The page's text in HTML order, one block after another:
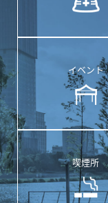
イベント
喫煙所